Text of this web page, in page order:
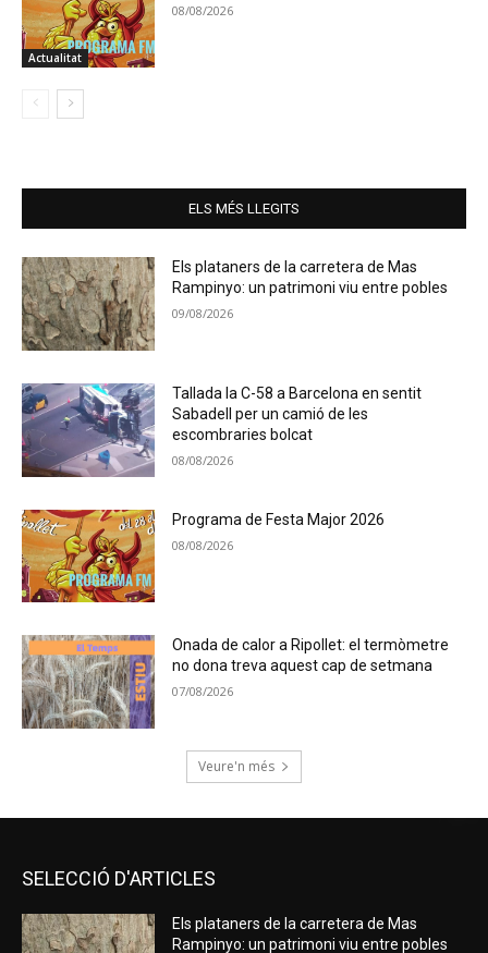
Actualitat
08/08/2026
ELS MÉS LLEGITS
Els plataners de la carretera de Mas
Rampinyo: un patrimoni viu entre pobles
09/08/2026
Tallada la C-58 a Barcelona en sentit
Sabadell per un camió de les
escombraries bolcat
08/08/2026
Programa de Festa Major 2026
08/08/2026
Onada de calor a Ripollet: el termòmetre
no dona treva aquest cap de setmana
07/08/2026
Veure'n més
SELECCIÓ D'ARTICLES
Els plataners de la carretera de Mas
Rampinyo: un patrimoni viu entre pobles